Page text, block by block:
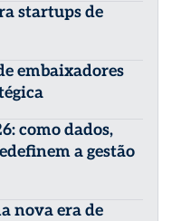
startups de
embaixadores
como dados,
a gestão
nova era de